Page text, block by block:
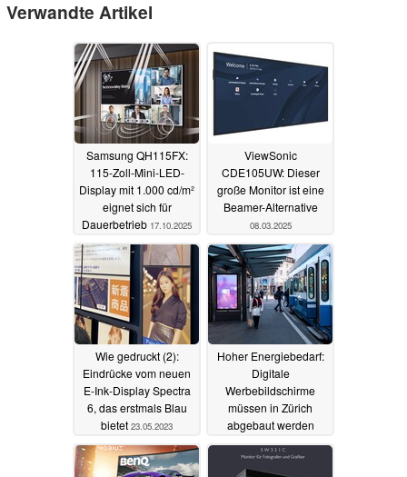
Verwandte Artikel
Samsung QH115FX:
115-Zoll-Mini-LED-
Display mit 1.000 cd/m²
eignet sich für
Dauerbetrieb 17.10.2025
ViewSonic
CDE105UW: Dieser
große Monitor ist eine
Beamer-Alternative
08.03.2025
Wie gedruckt (2):
Eindrücke vom neuen
E-Ink-Display Spectra
6, das erstmals Blau
bietet 23.05.2023
Hoher Energiebedarf:
Digitale
Werbebildschirme
müssen in Zürich
abgebaut werden
23.03.2023